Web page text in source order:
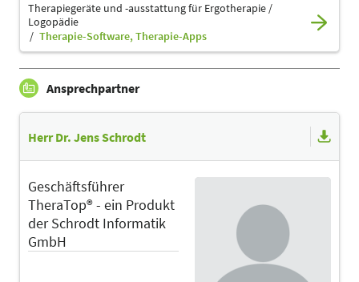
Therapiegeräte und -ausstattung für Ergotherapie /
Logopädie
Therapie-Software, Therapie-Apps
Ansprechpartner
Herr Dr. Jens Schrodt
Geschäftsführer
TheraTop® - ein Produkt
der Schrodt Informatik
GmbH